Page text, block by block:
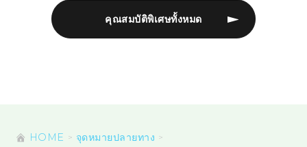
คุณสมบัติพิเศษทั้งหมด
HOME จุดหมายปลายทาง